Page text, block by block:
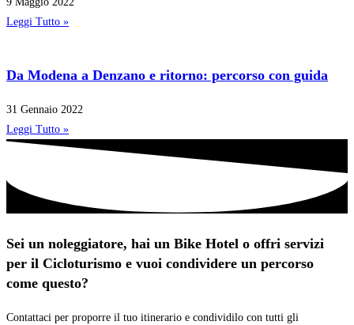
Leggi Tutto »
Da Modena a Denzano e ritorno: percorso con guida
31 Gennaio 2022
Leggi Tutto »
Sei un noleggiatore, hai un Bike Hotel o offri servizi
per il Cicloturismo e vuoi condividere un percorso
come questo?
Contattaci per proporre il tuo itinerario e condividilo con tutti gli